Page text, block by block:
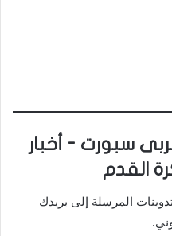
سبورت - أخبار
القدم
المرسلة إلى بريدك